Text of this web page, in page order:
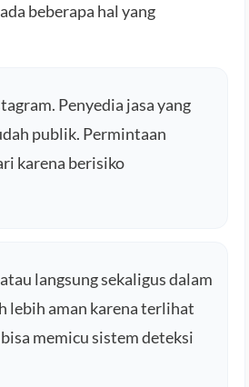
beberapa hal yang
Penyedia jasa yang
publik. Permintaan
karena berisiko
langsung sekaligus dalam
lebih aman karena terlihat
memicu sistem deteksi